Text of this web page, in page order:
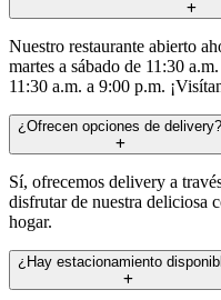
Nuestro restaurante abierto
martes a sábado de 11:30
11:30 a.m. a 9:00 p.m.
¿Ofrecen opciones de delivery?
Sí, ofrecemos delivery a
disfrutar de nuestra deliciosa
hogar.
¿Hay estacionamiento